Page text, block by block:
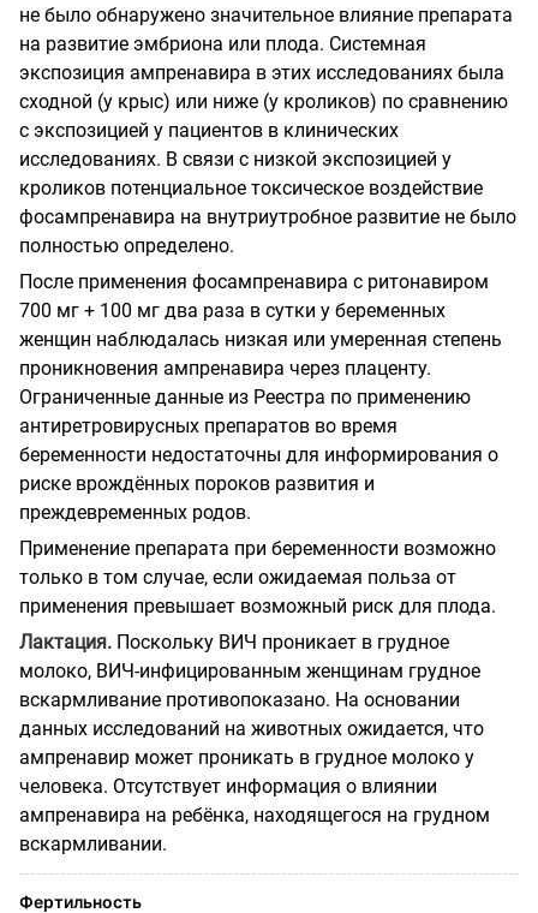
не было обнаружено значительное влияние препарата
на развитие эмбриона или плода. Системная
экспозиция ампренавира в этих исследованиях была
сходной (у крыс) или ниже (у кроликов) по сравнению
с экспозицией у пациентов в клинических
исследованиях. В связи с низкой экспозицией у
кроликов потенциальное токсическое воздействие
фосампренавира на внутриутробное развитие не было
полностью определено.
После применения фосампренавира с ритонавиром
700 мг + 100 мг два раза в сутки у беременных
женщин наблюдалась низкая или умеренная степень
проникновения ампренавира через плаценту.
Ограниченные данные из Реестра по применению
антиретровирусных препаратов во время
беременности недостаточны для информирования о
риске врождённых пороков развития и
преждевременных родов.
Применение препарата при беременности возможно
только в том случае, если ожидаемая польза от
применения превышает возможный риск для плода.
Лактация. Поскольку ВИЧ проникает в грудное
молоко, ВИЧ-инфицированным женщинам грудное
вскармливание противопоказано. На основании
данных исследований на животных ожидается, что
ампренавир может проникать в грудное молоко у
человека. Отсутствует информация о влиянии
ампренавира на ребёнка, находящегося на грудном
вскармливании.
Фертильность